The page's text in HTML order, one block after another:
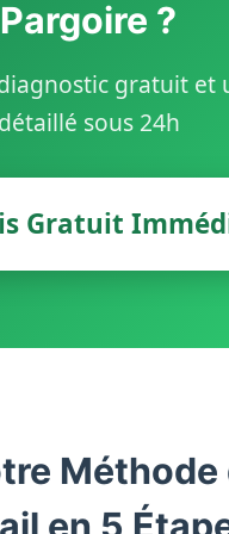
Pargoire ?
gratuit et
détaillé sous 24h
Gratuit
Méthode